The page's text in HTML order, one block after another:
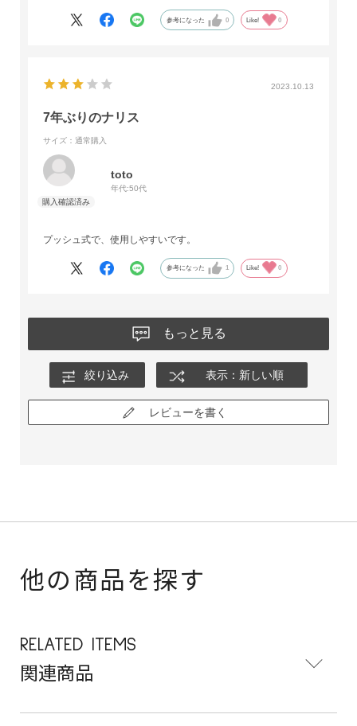
参考になった 0 Like! 0
2023.10.13
7年ぶりのナリス
サイズ：通常購入
toto
年代:50代
プッシュ式で、使用しやすいです。
参考になった 1 Like! 0
もっと見る
絞り込み 表示：新しい順
レビューを書く
他の商品を探す
RELATED ITEMS
関連商品